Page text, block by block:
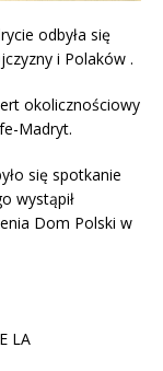
odbyła się
i Polaków .
okolicznościowy
Madryt.
się spotkanie
wystąpił
Dom Polski w
LA